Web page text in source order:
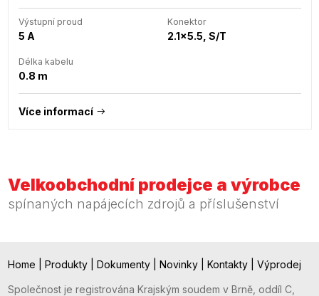
Výstupní proud
5 A
Konektor
2.1x5.5, S/T
Délka kabelu
0.8 m
Více informací
Velkoobchodní prodejce a výrobce
spínaných napájecích zdrojů a příslušenství
Home Produkty Dokumenty Novinky Kontakty Výprodej
Společnost je registrována Krajským soudem v Brně, oddíl C,